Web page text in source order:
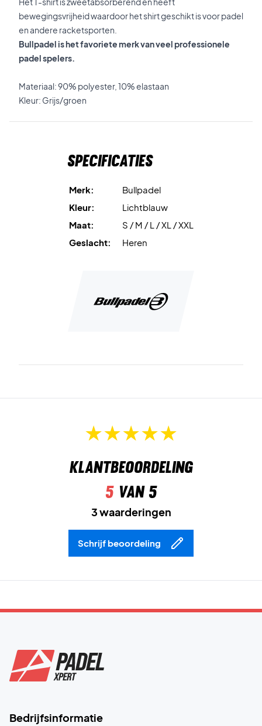
bewegingsvrijheid waardoor het shirt geschikt is voor padel
en andere racketsporten.
Bullpadel is het favoriete merk van veel professionele
padel spelers.
Materiaal: 90% polyester, 10% elastaan
Kleur: Grijs/groen
Specificaties
Merk:
Bullpadel
Kleur:
Lichtblauw
Maat:
S / M / L / XL / XXL
Geslacht:
Heren
Klantbeoordeling
5van 5
3 waarderingen
Schrijf beoordeling
Bedrijfsinformatie